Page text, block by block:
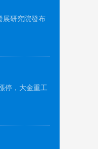
展研究院發布
停，大金重工